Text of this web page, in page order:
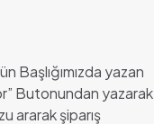
Başlığımızda yazan
Butonundan yazarak
ararak şiparış